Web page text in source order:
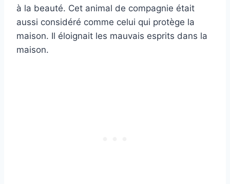
à la beauté. Cet animal de compagnie était
aussi considéré comme celui qui protège la
maison. Il éloignait les mauvais esprits dans la
maison.